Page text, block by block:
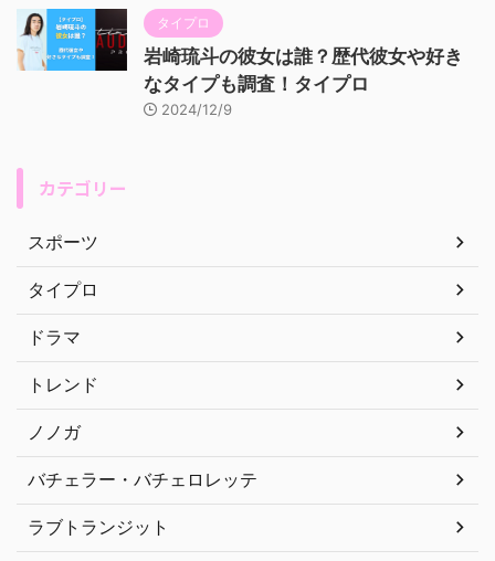
タイプロ
岩崎琉斗の彼女は誰？歴代彼女や好き
なタイプも調査！タイプロ
2024/12/9
カテゴリー
スポーツ
タイプロ
ドラマ
トレンド
ノノガ
バチェラー・バチェロレッテ
ラブトランジット